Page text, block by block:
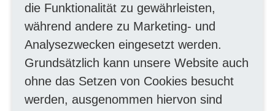
Instandhalter Schienenfahrzeuge -
Schwerpunkt Unterflurdrehbank (m/w/d)
Instandhaltung
Koordinator
die Funktionalität zu gewährleisten,
während andere zu Marketing- und
Analysezwecken eingesetzt werden.
Grundsätzlich kann unsere Website auch
ohne das Setzen von Cookies besucht
werden, ausgenommen hiervon sind